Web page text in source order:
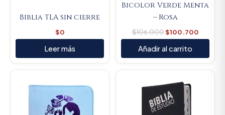
Biblia TLA sin cierre
$0
Leer más
Bicolor Verde Menta
– Rosa
$106.000$100.700
Añadir al carrito
$106.000.
Current
is:
$100.700.